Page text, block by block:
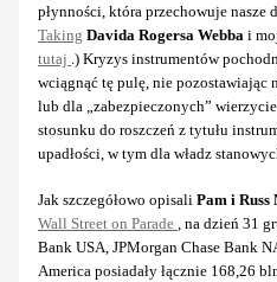
płynności, która przechowuje nasze
Taking Davida Rogersa Webba i
tutaj .) Kryzys instrumentów
wciągnąć tę pulę, nie
lub dla „zabezpieczonych”
stosunku do roszczeń z tytułu
upadłości, w tym dla władz
Jak szczegółowo opisali Pam i Russ
Wall Street on Parade , na dzień 31
Bank USA, JPMorgan Chase Bank
America posiadały łącznie 168,26